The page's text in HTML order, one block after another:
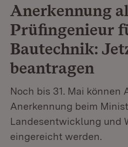
Anerkennung
Prüfingenieur
Bautechnik:
beantragen
Noch bis 31. Mai können
Anerkennung beim
Landesentwicklung und
eingereicht werden.